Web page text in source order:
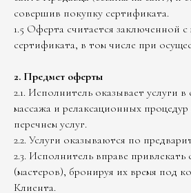
совершив покупку сертификата.
1.5 Оферта считается заключенной
сертификата, в том числе при
2. Предмет оферты
2.1. Исполнитель оказывает услуги в
массажа и релаксационных
перечнем услуг.
2.2. Услуги оказываются по
2.3. Исполнитель вправе привлекать
(мастеров), бронируя их время под
Клиента.